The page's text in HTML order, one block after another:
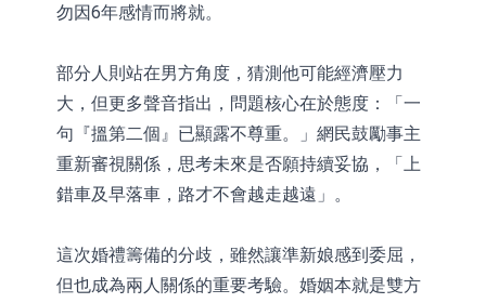
勿因6年感情而將就。
部分人則站在男方角度，猜測他可能經濟壓力
大，但更多聲音指出，問題核心在於態度：「一
句『搵第二個』已顯露不尊重。」網民鼓勵事主
重新審視關係，思考未來是否願持續妥協，「上
錯車及早落車，路才不會越走越遠」。
這次婚禮籌備的分歧，雖然讓準新娘感到委屈，
但也成為兩人關係的重要考驗。婚姻本就是雙方